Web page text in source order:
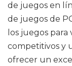
de juegos en
de juegos de
los juegos
competitivos y
ofrecer un